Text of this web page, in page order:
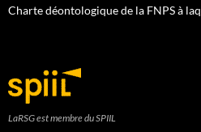
Charte déontologique de la FNPS à
LaRSG est membre du SPIIL